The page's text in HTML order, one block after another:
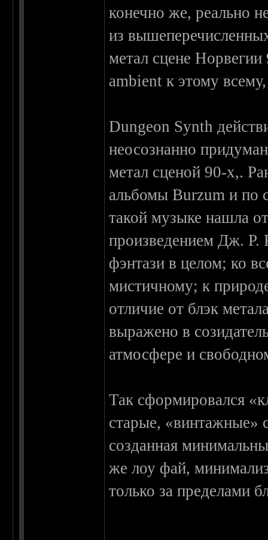
конечно же, реально
из
метал сцене
ambient к этому
Dungeon Synth
неосознанно
метал сценой 90-х,.
альбомы Burzum и по
такой музыке нашла
произведением Дж. Р.
фэнтази в целом; ко
мистичному; к
отличие от блэк
выражено в
атмосфере и
Так сформировался
старые, «винтажные»
созданная
же лоу фай,
только за пределами